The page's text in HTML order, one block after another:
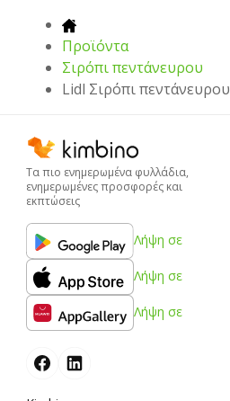
Προϊόντα
Σιρόπι πεντάνευρου
Lidl Σιρόπι πεντάνευρου
Τα πιο ενημερωμένα φυλλάδια,
ενημερωμένες προσφορές και
εκπτώσεις
Λήψη σε
Λήψη σε
Λήψη σε